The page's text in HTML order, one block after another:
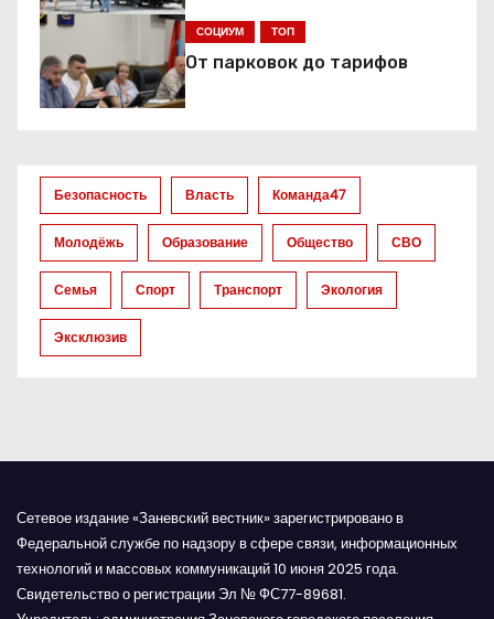
п
о
з
п
и
с
я
СОЦИУМ ТОП
От парковок до тарифов
Безопасность Власть Команда47
Молодёжь Образование Общество СВО
Семья Спорт Транспорт Экология
Эксклюзив
Сетевое издание «Заневский вестник» зарегистрировано в
Федеральной службе по надзору в сфере связи, информационных
технологий и массовых коммуникаций 10 июня 2025 года.
Свидетельство о регистрации Эл № ФС77-89681.